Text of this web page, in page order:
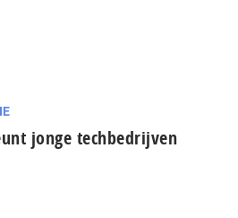
jonge techbedrijven